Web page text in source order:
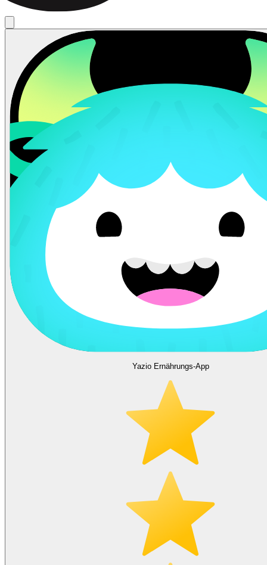
Yazio Ernährungs-App